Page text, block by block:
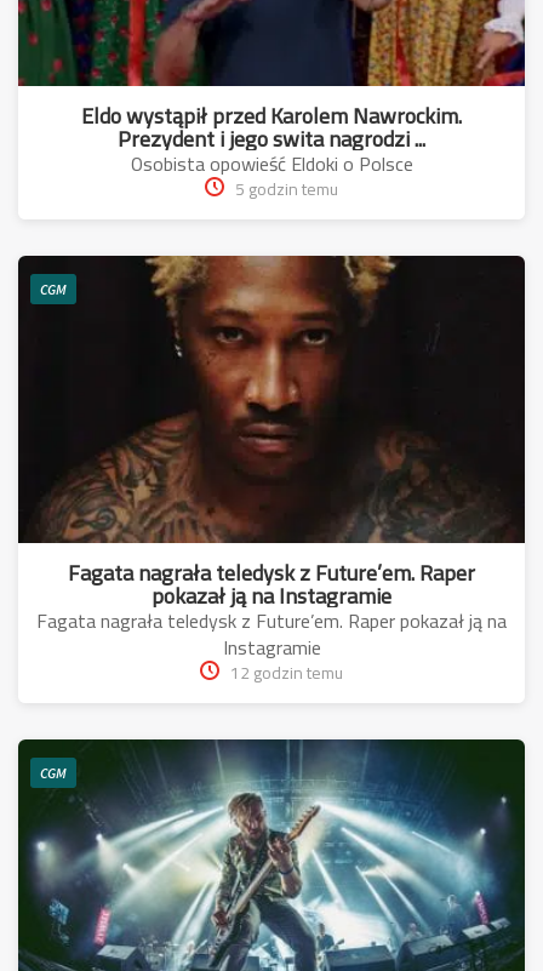
Eldo wystąpił przed Karolem Nawrockim.
Prezydent i jego swita nagrodzi ...
Osobista opowieść Eldoki o Polsce
5 godzin temu
CGM
Fagata nagrała teledysk z Future’em. Raper
pokazał ją na Instagramie
Fagata nagrała teledysk z Future’em. Raper pokazał ją na
Instagramie
12 godzin temu
CGM